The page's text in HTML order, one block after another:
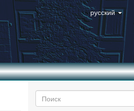
русский